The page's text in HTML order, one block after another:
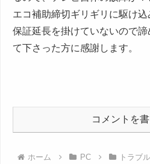
エコ補助締切ギリギリに駆け込
保証延長を掛けていないので
て下さった方に感謝します。
コメントを
ホーム PC トラブル